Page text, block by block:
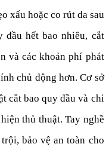
xấu hoặc co rút da sau
đầu hết bao nhiêu, cắt
và các khoản phí phát
chủ động hơn. Cơ sở
cắt bao quy đầu và chi
thủ thuật. Tay nghề
bảo vệ an toàn cho